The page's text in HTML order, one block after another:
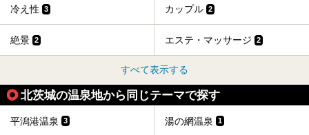
冷え性 3 カップル 2
絶景 2 エステ・マッサージ 2
すべて表示する
北茨城の温泉地から同じテーマで探す
平潟港温泉 3 湯の網温泉 1